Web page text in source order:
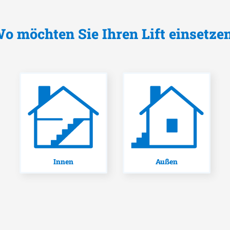
möchten Sie Ihren Lift
Innen Außen